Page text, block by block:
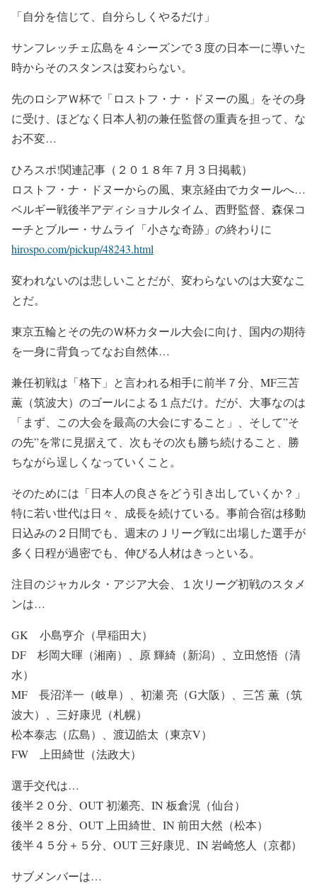
「自分を信じて、自分らしくやるだけ」
サンフレッチェ広島を４シーズンで３度の日本一に導いた
時からそのスタンスは変わらない。
先のロシアＷ杯で「ロストフ・ナ・ドヌーの風」をその身
に受け、ほどなく日本人初の兼任監督の重責を担って、な
お不変…
ひろスポ!関連記事（２０１８年７月３日掲載）
ロストフ・ナ・ドヌーからの風、東京経由でカタールへ…
ベルギー戦後半アディショナルタイム、西野監督、森保コ
ーチとブルー・サムライ「小さな奇跡」の終わりに
hirospo.com/pickup/48243.html
変われないのは悲しいことだが、変わらないのは大変なこ
とだ。
東京五輪とその先のＷ杯カタール大会に向け、国内の期待
を一身に背負ってなお自然体…
兼任初戦は「格下」と言われる相手に前半７分、MF三苫
薫（筑波大）のゴールによる１点だけ。だが、大事なのは
「まず、この大会を最高の大会にすること」、そして”そ
の先”を常に見据えて、次もその次も勝ち続けること、勝
ちながら逞しくなっていくこと。
そのためには「日本人の良さをどう引き出していくか？」
特に若い世代は日々、成長を続けている。事前合宿は移動
日込みの２日間でも、週末のＪリーグ戦に出場した選手が
多く日程が過密でも、伸びる人材はきっといる。
注目のジャカルタ・アジア大会、１次リーグ初戦のスタメ
ンは…
GK 小島亨介（早稲田大）
DF 杉岡大暉（湘南）、原 輝綺（新潟）、立田悠悟（清
水）
MF 長沼洋一（岐阜）、初瀬 亮（G大阪）、三笘 薫（筑
波大）、三好康児（札幌）
松本泰志（広島）、渡辺皓太（東京V）
FW 上田綺世（法政大）
選手交代は…
後半２０分、OUT 初瀬亮、IN 板倉滉（仙台）
後半２８分、OUT 上田綺世、IN 前田大然（松本）
後半４５分＋５分、OUT 三好康児、IN 岩崎悠人（京都）
サブメンバーは…